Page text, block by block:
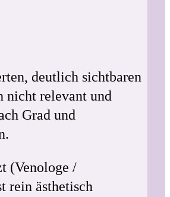
deutlich sichtbaren
nicht relevant und
Grad und
(Venologe /
rein ästhetisch